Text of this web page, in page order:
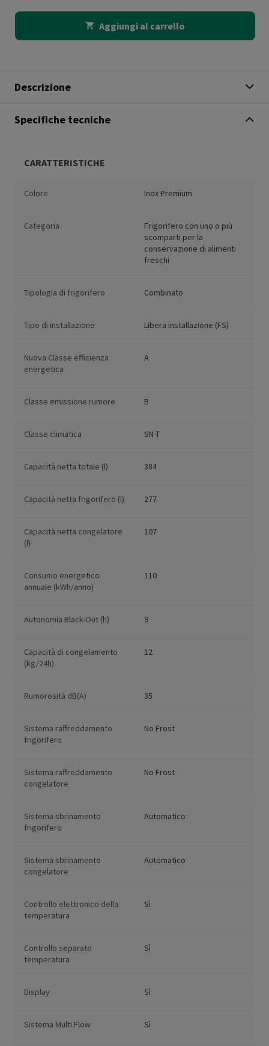
Aggiungi al carrello
Descrizione
Specifiche tecniche
CARATTERISTICHE
Colore Inox Premium
Categoria
Frigorifero con uno o più
scomparti per la
conservazione di alimenti
freschi
Tipologia di frigorifero Combinato
Tipo di installazione Libera installazione (FS)
Nuova Classe efficienza
energetica
A
Classe emissione rumore B
Classe climatica SN-T
Capacità netta totale (l) 384
Capacità netta frigorifero (l) 277
Capacità netta congelatore
(l)
107
Consumo energetico
annuale (kWh/anno)
110
Autonomia Black-Out (h) 9
Capacità di congelamento
(kg/24h)
12
Rumorosità dB(A) 35
Sistema raffreddamento
frigorifero
No Frost
Sistema raffreddamento
congelatore
No Frost
Sistema sbrinamento
frigorifero
Automatico
Sistema sbrinamento
congelatore
Automatico
Controllo elettronico della
temperatura
Sì
Controllo separato
temperatura
Sì
Display Sì
Sistema Multi Flow Sì